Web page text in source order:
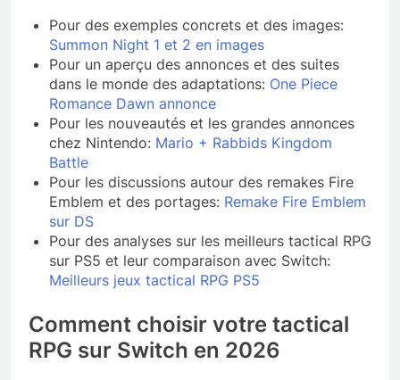
Pour des exemples concrets et des images:
Summon Night 1 et 2 en images
Pour un aperçu des annonces et des suites
dans le monde des adaptations: One Piece
Romance Dawn annonce
Pour les nouveautés et les grandes annonces
chez Nintendo: Mario + Rabbids Kingdom
Battle
Pour les discussions autour des remakes Fire
Emblem et des portages: Remake Fire Emblem
sur DS
Pour des analyses sur les meilleurs tactical RPG
sur PS5 et leur comparaison avec Switch:
Meilleurs jeux tactical RPG PS5
Comment choisir votre tactical
RPG sur Switch en 2026